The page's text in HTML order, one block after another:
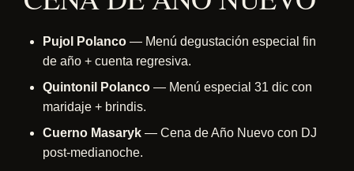
Pujol Polanco — Menú degustación especial fin
de año + cuenta regresiva.
Quintonil Polanco — Menú especial 31 dic con
maridaje + brindis.
Cuerno Masaryk — Cena de Año Nuevo con DJ
post-medianoche.